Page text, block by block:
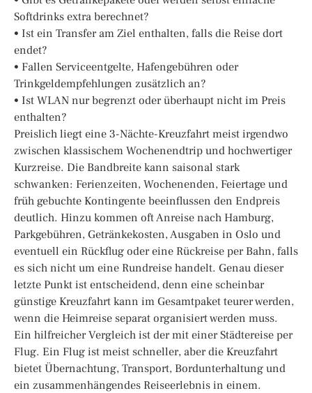
Softdrinks extra berechnet?
• Ist ein Transfer am Ziel enthalten, falls die Reise dort
endet?
• Fallen Serviceentgelte, Hafengebühren oder
Trinkgeldempfehlungen zusätzlich an?
• Ist WLAN nur begrenzt oder überhaupt nicht im Preis
enthalten?
Preislich liegt eine 3-Nächte-Kreuzfahrt meist irgendwo
zwischen klassischem Wochenendtrip und hochwertiger
Kurzreise. Die Bandbreite kann saisonal stark
schwanken: Ferienzeiten, Wochenenden, Feiertage und
früh gebuchte Kontingente beeinflussen den Endpreis
deutlich. Hinzu kommen oft Anreise nach Hamburg,
Parkgebühren, Getränkekosten, Ausgaben in Oslo und
eventuell ein Rückflug oder eine Rückreise per Bahn, falls
es sich nicht um eine Rundreise handelt. Genau dieser
letzte Punkt ist entscheidend, denn eine scheinbar
günstige Kreuzfahrt kann im Gesamtpaket teurer werden,
wenn die Heimreise separat organisiert werden muss.
Ein hilfreicher Vergleich ist der mit einer Städtereise per
Flug. Ein Flug ist meist schneller, aber die Kreuzfahrt
bietet Übernachtung, Transport, Bordunterhaltung und
ein zusammenhängendes Reiseerlebnis in einem.